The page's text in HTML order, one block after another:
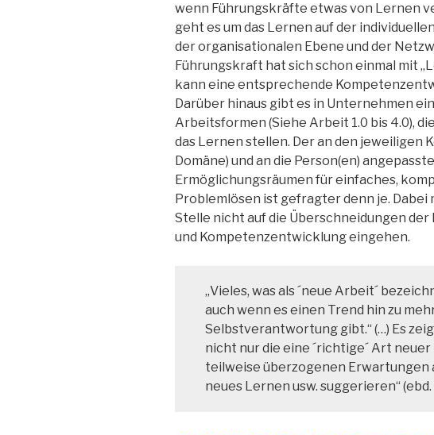
wenn Führungskräfte etwas von Lernen
geht es um das Lernen auf der
der organisationalen Ebene und der
Führungskraft hat sich schon einmal mit
kann eine entsprechende
Darüber hinaus gibt es in Unternehmen
Arbeitsformen (Siehe Arbeit 1.0 bis 4.0),
das Lernen stellen. Der an den jeweiligen
Domäne) und an die Person(en)
Ermöglichungsräumen für einfaches,
Problemlösen ist gefragter denn je. Dabei
Stelle nicht auf die Überschneidungen
und Kompetenzentwicklung eingehen.
„Vieles, was als ´neue Arbeit´
auch wenn es einen Trend hin zu
Selbstverantwortung gibt.“ (…) Es
nicht nur die eine ´richtige´ Art neuer
teilweise überzogenen Erwartungen
neues Lernen usw. suggerieren“ (ebd.